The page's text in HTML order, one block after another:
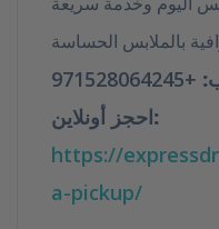
بالملابس الحساسة
+971528064245
احجز أونلاين:
https://
a-pickup/